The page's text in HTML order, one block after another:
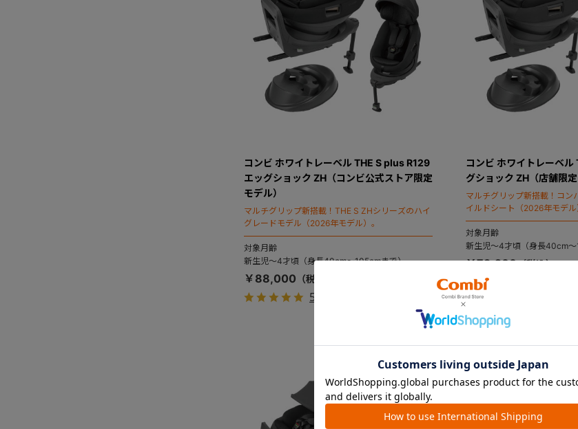
コンビ ホワイトレーベル THE S plus R129
エッグショック ZH（コンビ公式ストア限定
モデル）
マルチグリップ新搭載！THE S ZHシリーズのハイ
グレードモデル（2026年モデル）。
対象月齢
新生児～4才頃（身長40cm～105cmまで）
￥88,000
5.0
コンビ ホワイトレーベル
グショック ZH（店舗限定
マルチグリップ新搭載！コン
イルドシート（2026年モデル
対象月齢
新生児～4才頃（身長40cm～
￥79,200